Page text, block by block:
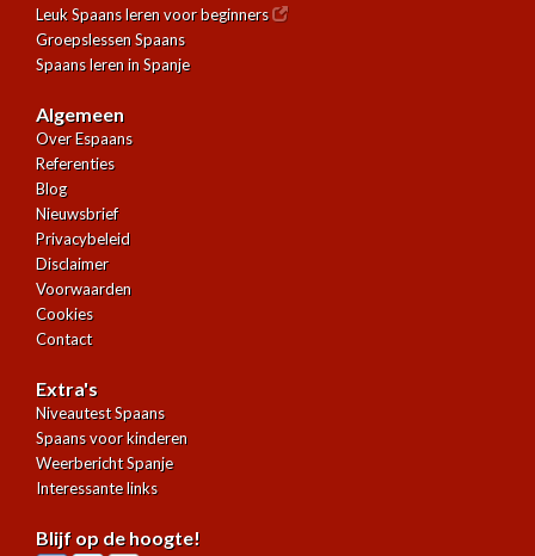
Leuk Spaans leren voor beginners
Groepslessen Spaans
Spaans leren in Spanje
Algemeen
Over Espaans
Referenties
Blog
Nieuwsbrief
Privacybeleid
Disclaimer
Voorwaarden
Cookies
Contact
Extra's
Niveautest Spaans
Spaans voor kinderen
Weerbericht Spanje
Interessante links
Blijf op de hoogte!